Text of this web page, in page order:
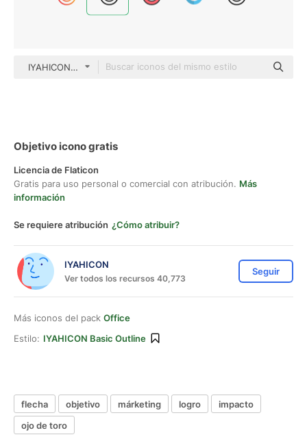
IYAHICON Basic Outline
Objetivo icono gratis
Licencia de Flaticon
Gratis para uso personal o comercial con atribución. Más
información
Se requiere atribución ¿Cómo atribuir?
IYAHICON
Ver todos los recursos 40,773
Seguir
Más iconos del pack Office
Estilo: IYAHICON Basic Outline
flecha objetivo márketing logro
impacto
ojo de toro